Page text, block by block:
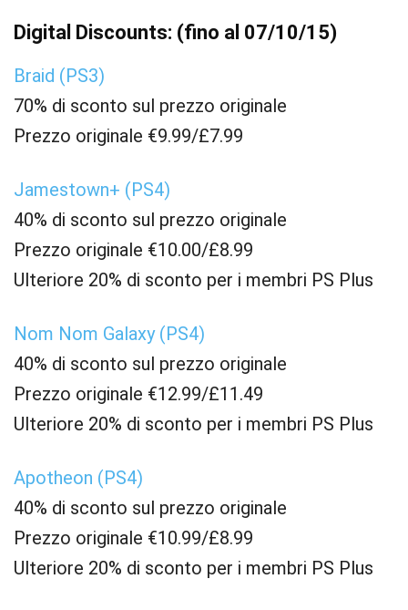
Digital Discounts: (fino al 07/10/15)
Braid (PS3)
70% di sconto sul prezzo originale
Prezzo originale €9.99/£7.99
Jamestown+ (PS4)
40% di sconto sul prezzo originale
Prezzo originale €10.00/£8.99
Ulteriore 20% di sconto per i membri PS Plus
Nom Nom Galaxy (PS4)
40% di sconto sul prezzo originale
Prezzo originale €12.99/£11.49
Ulteriore 20% di sconto per i membri PS Plus
Apotheon (PS4)
40% di sconto sul prezzo originale
Prezzo originale €10.99/£8.99
Ulteriore 20% di sconto per i membri PS Plus